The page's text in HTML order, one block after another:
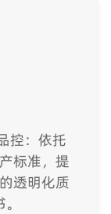
控：依托
标准，提
透明化质